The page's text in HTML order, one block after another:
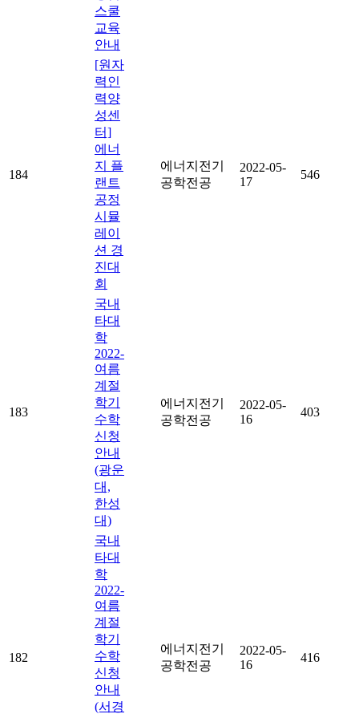
스쿨
교육
안내
184
[원자
력인
력양
성센
터]
에너
지 플
랜트
공정
시뮬
레이
션 경
진대
회
에너지전기
공학전공
2022-05-
17
546
183
국내
타대
학
2022-
여름
계절
학기
수학
신청
안내
(광운
대,
한성
대)
에너지전기
공학전공
2022-05-
16
403
182
국내
타대
학
2022-
여름
계절
학기
수학
신청
안내
(서경
에너지전기
공학전공
2022-05-
16
416